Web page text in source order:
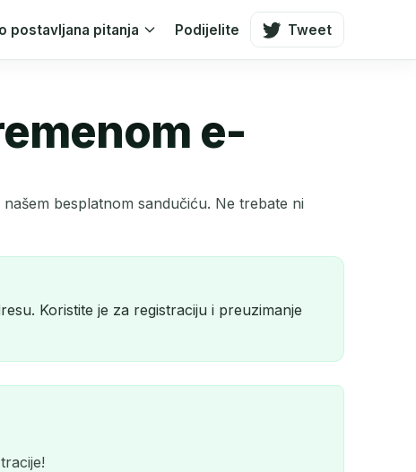
postavljana pitanja Podijelite Tweet
e-
besplatnom sandučiću. Ne trebate ni
Koristite je za registraciju i preuzimanje